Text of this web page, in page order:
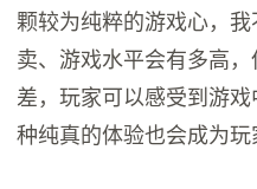
颗较为纯粹的游戏心，
卖、游戏水平会有多高
差，玩家可以感受到游
种纯真的体验也会成为玩